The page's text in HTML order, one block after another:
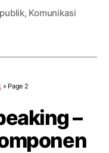
, Komunikasi
» Page 2
–